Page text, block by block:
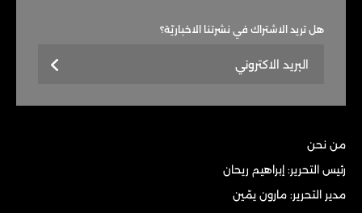
هل تريد الاشتراك في نشرتنا الاخباريّة؟
من نحن
رئيس التحرير: إبراهيم ريحان
مدير التحرير: مارون يمّين